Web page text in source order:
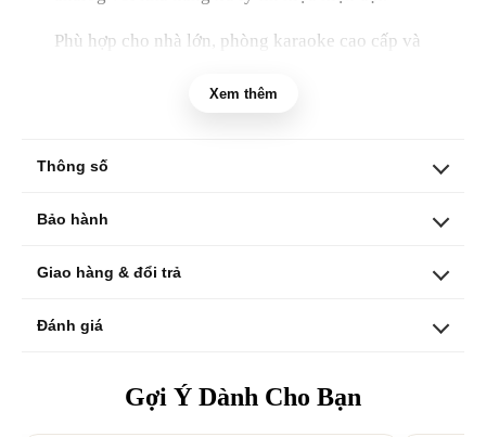
Phù hợp cho nhà lớn, phòng karaoke cao cấp và
thống này kết hợp ampli hybrid Ampyon HA-
LI-4000 và các phụ kiện kết nối cần thiết.
Xem thêm
Thông số
Bảo hành
Giao hàng & đổi trả
Đánh giá
Gợi Ý Dành Cho Bạn